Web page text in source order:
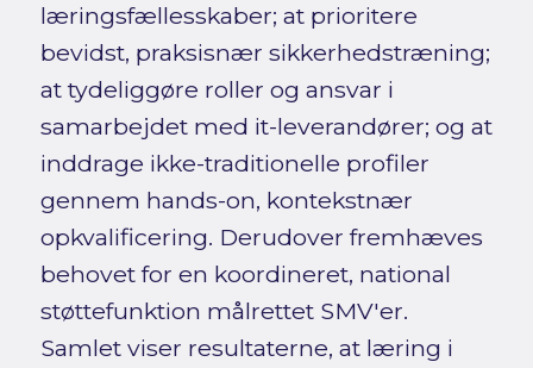
læringsfællesskaber; at prioritere
bevidst, praksisnær sikkerhedstræning;
at tydeliggøre roller og ansvar i
samarbejdet med it-leverandører; og at
inddrage ikke-traditionelle profiler
gennem hands-on, kontekstnær
opkvalificering. Derudover fremhæves
behovet for en koordineret, national
støttefunktion målrettet SMV'er.
Samlet viser resultaterne, at læring i